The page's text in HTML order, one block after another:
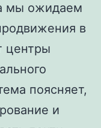
мы ожидаем
в
центры
поясняет,
и